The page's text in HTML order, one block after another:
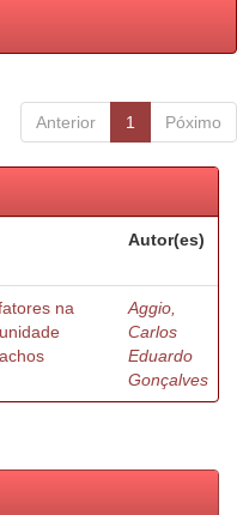
Anterior 1 Póximo
Autor(es)
na
Aggio,
Carlos
Eduardo
Gonçalves